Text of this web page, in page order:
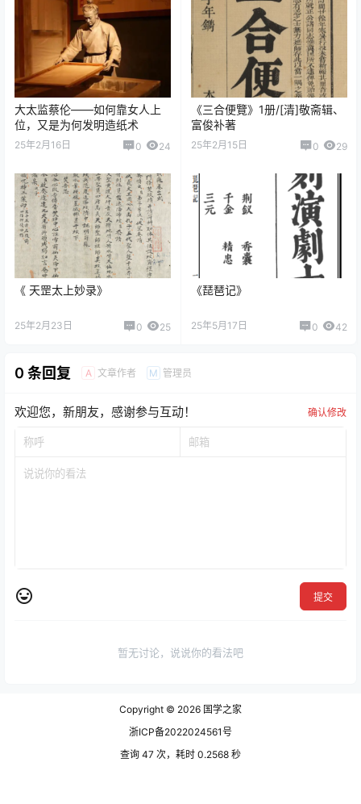
大太监蔡伦——如何靠女人上
位，又是为何发明造纸术
25年2月16日 0 24
《三合便覽》1册/[清]敬斋辑、
富俊补著
25年2月15日 0 29
《 天罡太上妙录》
25年2月23日 0 25
《琵琶记》
25年5月17日 0 42
0 条回复 A 文章作者 M 管理员
欢迎您，新朋友，感谢参与互动！ 确认修改
提交
暂无讨论，说说你的看法吧
Copyright © 2026 国学之家
浙ICP备2022024561号
查询 47 次，耗时 0.2568 秒